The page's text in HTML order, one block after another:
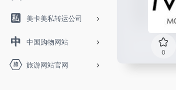
美卡美私转运公司
中国购物网站
旅游网站官网
0